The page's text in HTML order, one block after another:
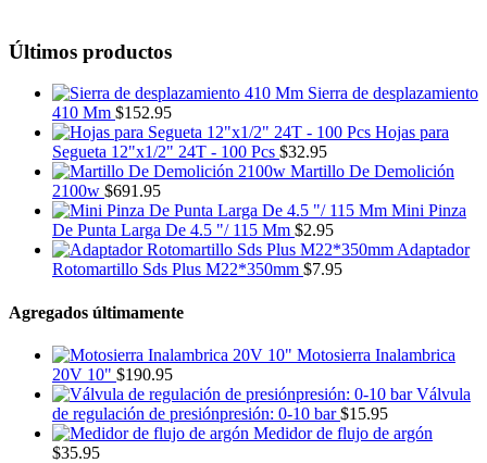
Últimos productos
Sierra de desplazamiento
410 Mm $152.95
Hojas para
Segueta 12"x1/2" 24T - 100 Pcs $32.95
Martillo De Demolición
2100w $691.95
Mini Pinza
De Punta Larga De 4.5 "/ 115 Mm $2.95
Adaptador
Rotomartillo Sds Plus M22*350mm $7.95
Agregados últimamente
Motosierra Inalambrica
20V 10" $190.95
Válvula
de regulación de presiónpresión: 0-10 bar $15.95
Medidor de flujo de argón
$35.95